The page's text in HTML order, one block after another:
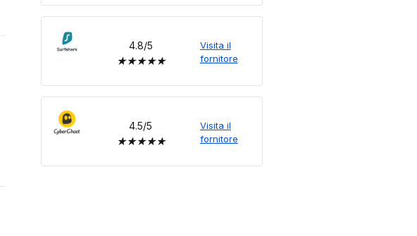
4.8/5
★★★★★
Visita il
fornitore
4.5/5
★★★★★
Visita il
fornitore